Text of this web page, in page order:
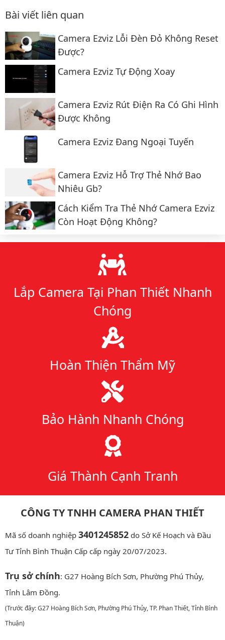
Bài viết liên quan
Camera Ezviz Lỗi Đèn Đỏ Không Reset
Được?
Camera Ezviz Tự Động Xoay
Camera Ezviz Rút Điện Ra Có Ghi Hình
Được Không
Camera Ezviz Đang Ngoại Tuyến
Camera Ezviz Hỗ Trợ Thẻ Nhớ Bao
Nhiêu Gb?
Cách Kiểm Tra Thẻ Nhớ Camera Ezviz
Còn Hoạt Động Không?
Lý do chọn chúng tôi
Lắp Camera Tại Phan Thiết Nhanh
Chóng
Hoàn Thiện Thẩm Mỹ
Bảo Hành Nhanh Chóng
Giá Thành Cạnh Tranh
CÔNG TY TNHH CAMERA PHAN THIẾT
Mã số doanh nghiệp 3401245852 do Sở Kế Hoạch và Đầu
Tư Tỉnh Bình Thuận Cấp cấp ngày 20/07/2023.
Trụ sở chính: G27 Hoàng Bích Sơn, Phường Phú Thủy,
Tỉnh Lâm Đồng.
(Trước đây: G27 Hoàng Bích Sơn, Phường Phú Thủy, TP. Phan Thiết, Tỉnh Bình
Thuận)